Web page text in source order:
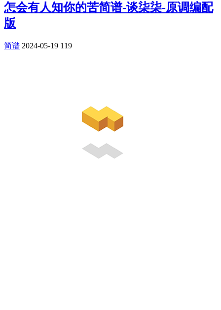
怎会有人知你的苦简谱-谈柒柒-原调编配
版
简谱 2024-05-19 119